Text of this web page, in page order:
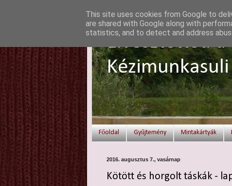
Elvesztetted
Kézimunkasuli
Főoldal Gyűjtemény Mintakártyák
2016. augusztus 7., vasárnap
Kötött és horgolt táskák -
This site uses cookies from Google to
are shared with Google along with
statistics, and to detect and address